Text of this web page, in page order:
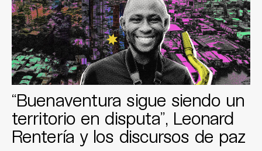
“Buenaventura sigue siendo un
territorio en disputa”, Leonard
Rentería y los discursos de paz